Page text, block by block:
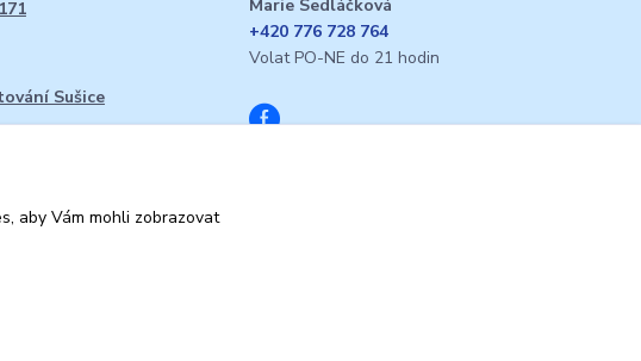
Sušice
Marie Sedláčková
+420 776 728 764
Volat PO-NE do 21 hodin
aby Vám mohli zobrazovat